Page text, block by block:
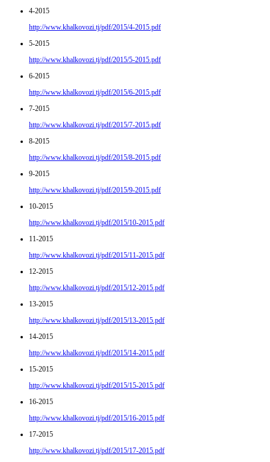
4-2015
http://www.khalkovozi.tj/pdf/2015/4-2015.pdf
5-2015
http://www.khalkovozi.tj/pdf/2015/5-2015.pdf
6-2015
http://www.khalkovozi.tj/pdf/2015/6-2015.pdf
7-2015
http://www.khalkovozi.tj/pdf/2015/7-2015.pdf
8-2015
http://www.khalkovozi.tj/pdf/2015/8-2015.pdf
9-2015
http://www.khalkovozi.tj/pdf/2015/9-2015.pdf
10-2015
http://www.khalkovozi.tj/pdf/2015/10-2015.pdf
11-2015
http://www.khalkovozi.tj/pdf/2015/11-2015.pdf
12-2015
http://www.khalkovozi.tj/pdf/2015/12-2015.pdf
13-2015
http://www.khalkovozi.tj/pdf/2015/13-2015.pdf
14-2015
http://www.khalkovozi.tj/pdf/2015/14-2015.pdf
15-2015
http://www.khalkovozi.tj/pdf/2015/15-2015.pdf
16-2015
http://www.khalkovozi.tj/pdf/2015/16-2015.pdf
17-2015
http://www.khalkovozi.tj/pdf/2015/17-2015.pdf